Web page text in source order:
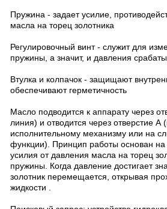
Пружина - задает усилие,
масла на торец золотника
Регулировочный винт - служит для
пружины, а значит, и давления
Втулка и колпачок - защищают
обеспечивают герметичность
Масло подводится к аппарату через
линия) и отводится через отверстие А
исполнительному механизму или на
функции). Принцип работы основан
усилия от давления масла на торец
пружины. Когда давление достигает
золотник перемещается, открывая
жидкости .